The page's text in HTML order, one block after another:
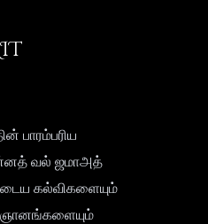
வல் ஜமாஅத்
கல்விகளையும்
ஞானங்களையும்